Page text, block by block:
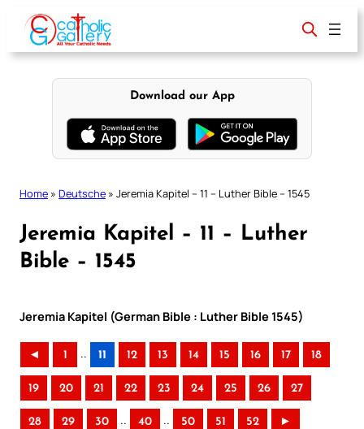
content
Download our App
Home » Deutsche » Jeremia Kapitel – 11 – Luther Bible – 1545
Jeremia Kapitel – 11 – Luther
Bible – 1545
Jeremia Kapitel (German Bible : Luther Bible 1545)
◄ 1 .. 11 12 13 14 15 16 17 18
19 20 21 22 23 24 25 26 27
28 29 30 .. 40 .. 50 51 52 ►